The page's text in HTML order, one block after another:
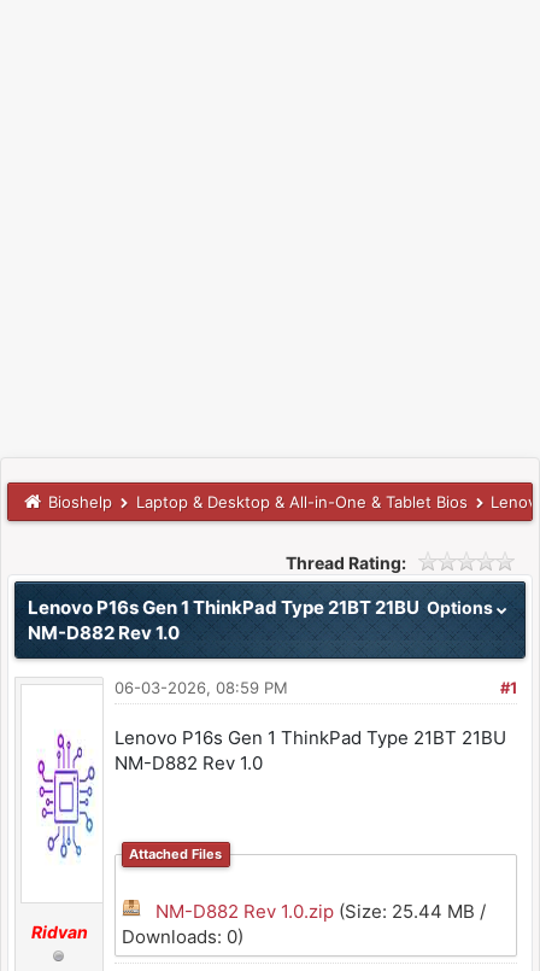
Bioshelp Laptop & Desktop & All-in-One & Tablet Bios
Thread Rating:
Options
Lenovo P16s Gen 1 ThinkPad Type 21BT 21BU
NM-D882 Rev 1.0
Ridvan
#1
06-03-2026, 08:59 PM
Lenovo P16s Gen 1 ThinkPad Type 21BT 21BU
NM-D882 Rev 1.0
Attached Files
NM-D882 Rev 1.0.zip(Size: 25.44 MB /
Downloads: 0)